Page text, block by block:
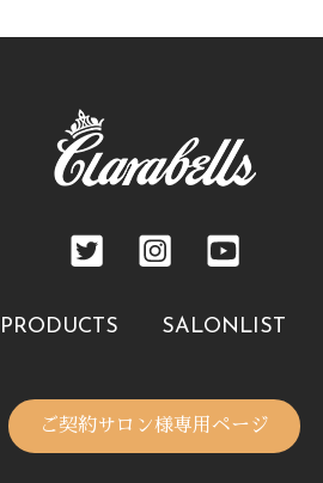
PRODUCTS SALONLIST
ご契約サロン様専用ページ